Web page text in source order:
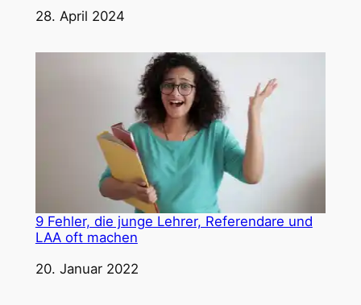
Datum
28. April 2024
9 Fehler, die junge Lehrer, Referendare und
LAA oft machen
Datum
20. Januar 2022